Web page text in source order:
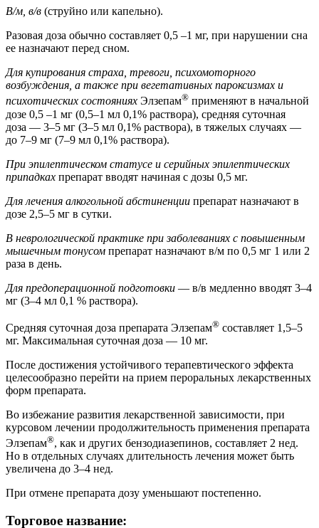
В/м, в/в (струйно или капельно).
Разовая доза обычно составляет 0,5 –1 мг, при нарушении сна
ее назначают перед сном.
Для купирования страха, тревоги, психомоторного
возбуждения, а также при вегетативных пароксизмах и
психотических состояниях Элзепам® применяют в начальной
дозе 0,5 –1 мг (0,5–1 мл 0,1% раствора), средняя суточная
доза — 3–5 мг (3–5 мл 0,1% раствора), в тяжелых случаях —
до 7–9 мг (7–9 мл 0,1% раствора).
При эпилептическом статусе и серийных эпилептических
припадках препарат вводят начиная с дозы 0,5 мг.
Для лечения алкогольной абстиненции препарат назначают в
дозе 2,5–5 мг в сутки.
В неврологической практике при заболеваниях с повышенным
мышечным тонусом препарат назначают в/м по 0,5 мг 1 или 2
раза в день.
Для предоперационной подготовки — в/в медленно вводят 3–4
мг (3–4 мл 0,1 % раствора).
Средняя суточная доза препарата Элзепам® составляет 1,5–5
мг. Максимальная суточная доза — 10 мг.
После достижения устойчивого терапевтического эффекта
целесообразно перейти на прием пероральных лекарственных
форм препарата.
Во избежание развития лекарственной зависимости, при
курсовом лечении продолжительность применения препарата
Элзепам®, как и других бензодиазепинов, составляет 2 нед.
Но в отдельных случаях длительность лечения может быть
увеличена до 3–4 нед.
При отмене препарата дозу уменьшают постепенно.
Торговое название: